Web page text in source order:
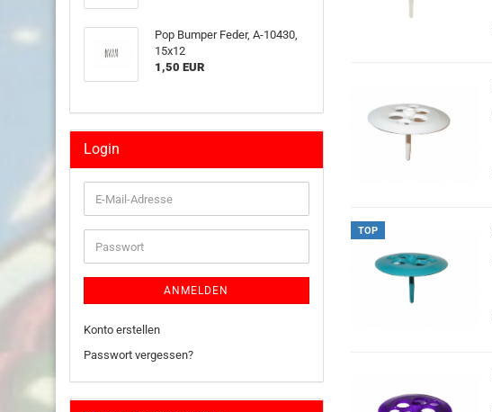
TOP
Pop Bumper Feder, A-10430,
15x12
1,50 EUR
Login
E-
Mail-
Adresse
Passwort
ANMELDEN
Konto erstellen
Passwort vergessen?